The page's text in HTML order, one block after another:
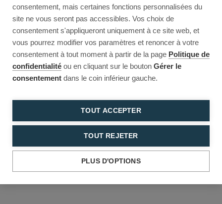
consentement, mais certaines fonctions personnalisées du
site ne vous seront pas accessibles. Vos choix de
consentement s'appliqueront uniquement à ce site web, et
vous pourrez modifier vos paramètres et renoncer à votre
consentement à tout moment à partir de la page Politique de
confidentialité ou en cliquant sur le bouton Gérer le
consentement dans le coin inférieur gauche.
TOUT ACCEPTER
TOUT REJETER
PLUS D'OPTIONS
Reload Back